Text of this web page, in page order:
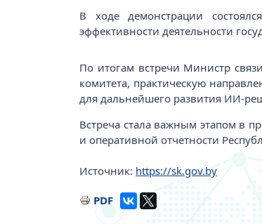
В ходе демонстрации
эффективности деятельности
По итогам встречи Министр
комитета, практическую
для дальнейшего развития
Встреча стала важным этапом в
и оперативной отчетности
Источник: https://sk.gov.by
PDF